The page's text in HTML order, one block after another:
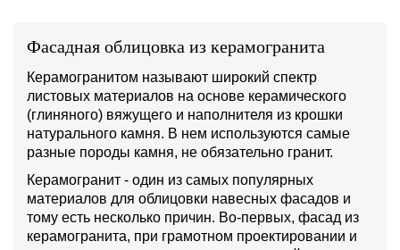
Фасадная облицовка из керамогранита
Керамогранитом называют широкий спектр
листовых материалов на основе керамического
(глиняного) вяжущего и наполнителя из крошки
натурального камня. В нем используются самые
разные породы камня, не обязательно гранит.
Керамогранит - один из самых популярных
материалов для облицовки навесных фасадов и
тому есть несколько причин. Во-первых, фасад из
керамогранита, при грамотном проектировании и